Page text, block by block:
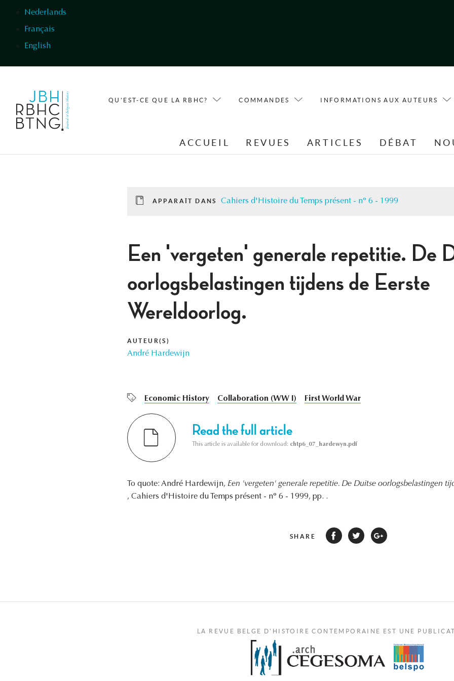
Nederlands
Français
English
QU'EST-CE QUE LA RBHC? COMMANDES INFORMATIONS AUX AUTEURS
ACCUEIL REVUES ARTICLES DÉBAT
APPARAÎT DANS Cahiers d'Histoire du Temps présent - n° 6 - 1999
Een 'vergeten' generale repetitie. De
oorlogsbelastingen tijdens de Eerste
Wereldoorlog.
AUTEUR(S)
André Hardewijn
Economic History Collaboration (WW I) First World War
Read the full article
This article is available for download: chtp6_07_hardewyn.pdf
To quote: André Hardewijn, Een 'vergeten' generale repetitie. De Duitse oorlogsbelastingen
, Cahiers d'Histoire du Temps présent - n° 6 - 1999, pp. .
SHARE
LA REVUE BELGE D'HISTOIRE CONTEMPORAINE EST UNE